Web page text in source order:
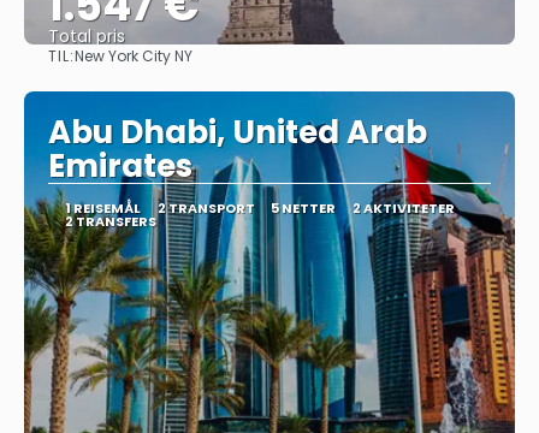
Total pris
TIL:New York City NY
Abu Dhabi, United Arab
Emirates
1 REISEMÅL 2 TRANSPORT 5 NETTER 2 AKTIVITETER
2 TRANSFERS